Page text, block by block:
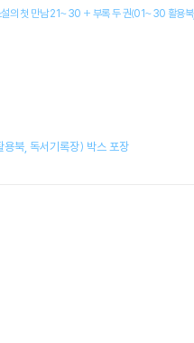
의 첫 만남 21~30 + 부록 두 권(01~30 활용북
북, 독서기록장) 박스 포장